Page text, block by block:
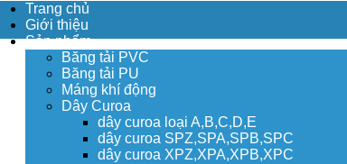
Trang chủ
Giới thiệu
Sản phẩm
Băng tải PVC
Băng tải PU
Máng khí động
Dây Curoa
dây curoa loại A,B,C,D,E
dây curoa SPZ,SPA,SPB,SPC
dây curoa XPZ,XPA,XPB,XPC